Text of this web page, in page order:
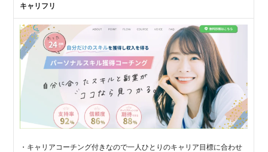
キャリフリ
・キャリアコーチング付きなので一人ひとりのキャリア目標に合わせ